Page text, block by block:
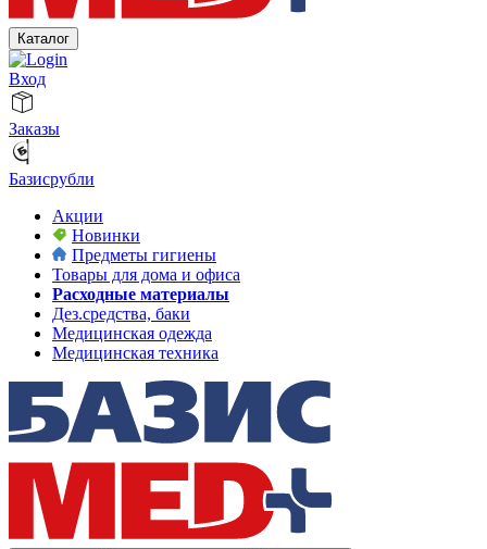
Каталог
Вход
Заказы
Базисрубли
Акции
Новинки
Предметы гигиены
Товары для дома и офиса
Расходные материалы
Дез.средства, баки
Медицинская одежда
Медицинская техника